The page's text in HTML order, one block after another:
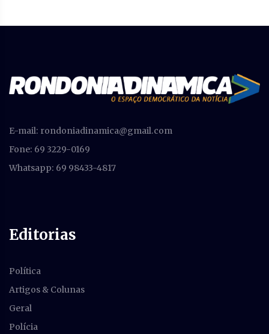
E-mail: rondoniadinamica@gmail.com
Fone: 69 3229-0169
Whatsapp: 69 98433-4817
Editorias
Política
Artigos & Colunas
Geral
Polícia